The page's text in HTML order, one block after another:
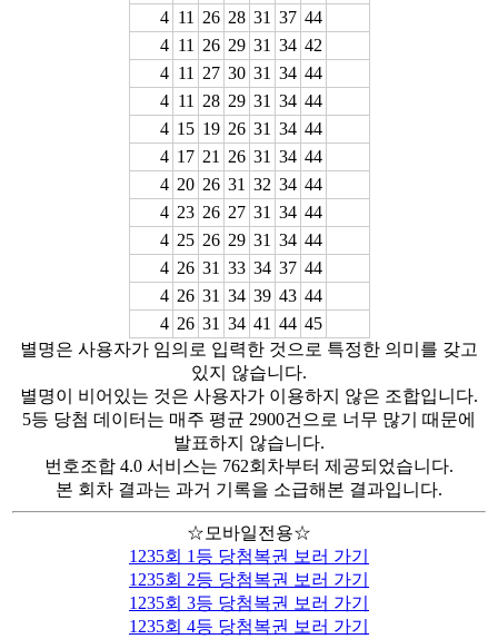
4 11 26 28 31 37 44
4 11 26 29 31 34 42
4 11 27 30 31 34 44
4 11 28 29 31 34 44
4 15 19 26 31 34 44
4 17 21 26 31 34 44
4 20 26 31 32 34 44
4 23 26 27 31 34 44
4 25 26 29 31 34 44
4 26 31 33 34 37 44
4 26 31 34 39 43 44
4 26 31 34 41 44 45
별명은 사용자가 임의로 입력한 것으로 특정한 의미를 갖고
있지 않습니다.
별명이 비어있는 것은 사용자가 이용하지 않은 조합입니다.
5등 당첨 데이터는 매주 평균 2900건으로 너무 많기 때문에
발표하지 않습니다.
번호조합 4.0 서비스는 762회차부터 제공되었습니다.
본 회차 결과는 과거 기록을 소급해본 결과입니다.
☆모바일전용☆
1235회 1등 당첨복권 보러 가기
1235회 2등 당첨복권 보러 가기
1235회 3등 당첨복권 보러 가기
1235회 4등 당첨복권 보러 가기